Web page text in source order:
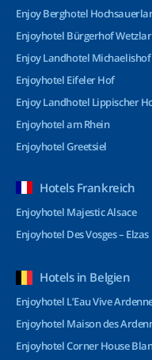
Enjoy Berghotel
Enjoyhotel Bürgerhof Wetzlar
Enjoy Landhotel Michaelishof
Enjoyhotel Eifeler Hof
Enjoy Landhotel Lippischer
Enjoyhotel am Rhein
Enjoyhotel Greetsiel
Hotels Frankreich
Enjoyhotel Majestic Alsace
Enjoyhotel Des Vosges – Elzas
Hotels in Belgien
Enjoyhotel L’Eau Vive
Enjoyhotel Maison des
Enjoyhotel Corner House